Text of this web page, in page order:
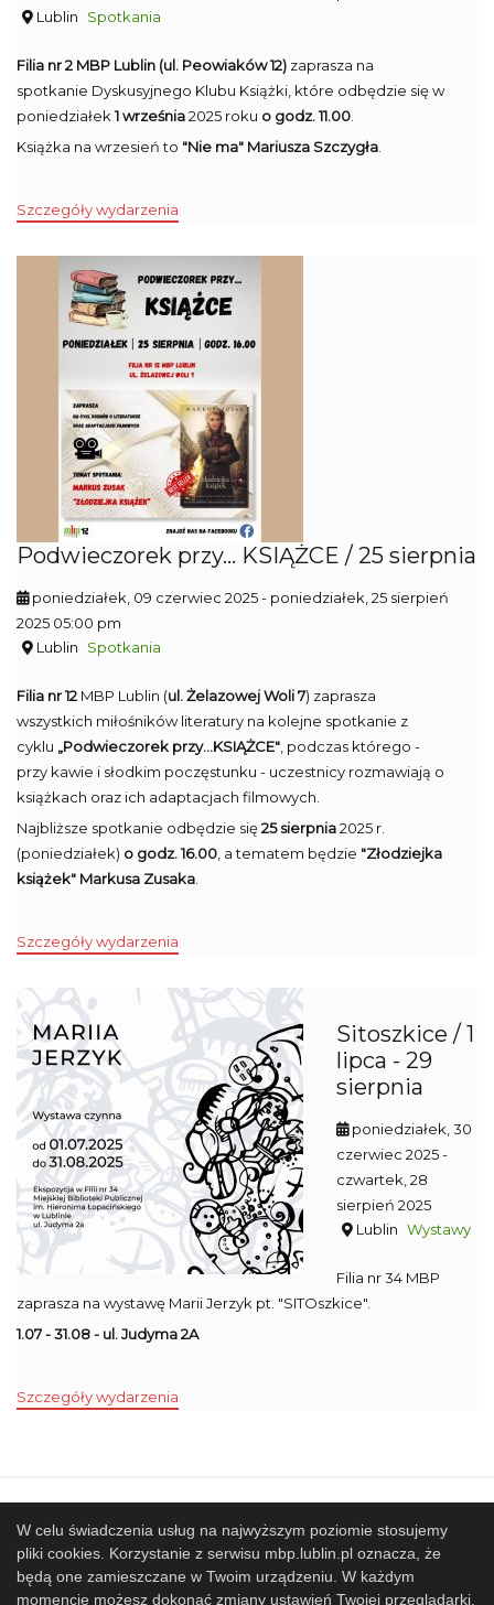
Lublin
Spotkania
Filia nr 2 MBP Lublin (ul. Peowiaków 12) zaprasza na
spotkanie Dyskusyjnego Klubu Książki, które odbędzie się w
poniedziałek1 września2025 roku o godz. 11.00
Książka na wrzesień to "Nie ma" Mariusza Szczygła
Szczegóły wydarzenia
Podwieczorek przy... KSIĄŻCE / 25 sierpnia
poniedziałek, 09 czerwiec 2025- poniedziałek, 25 sierpień
2025 05:00 pm
Lublin
Spotkania
Filia nr 12 MBP Lublin (ul. Żelazowej Woli 7) zaprasza
wszystkich miłośników literatury na kolejne spotkanie z
cyklu „Podwieczorek przy...KSIĄŻCE" , podczas którego -
przy kawie i słodkim poczęstunku - uczestnicy rozmawiają o
książkach oraz ich adaptacjach filmowych.
Najbliższe spotkanie odbędzie się25 sierpnia2025 r.
(poniedziałek) o godz. 16.00 , a tematem będzie "Złodziejka
książek" Markusa Zusaka
Szczegóły wydarzenia
Sitoszkice / 1
lipca - 29
sierpnia
poniedziałek, 30
czerwiec 2025-
czwartek, 28
sierpień 2025
Lublin Wystawy
Filia nr 34 MBP
zaprasza na wystawę Marii Jerzyk pt. "SITOszkice".
1.07 - 31.08 - ul. Judyma 2A
Szczegóły wydarzenia
Współpracujemy
© 2017 Miejska Biblioteka Publiczna im. Hieronima
W celu świadczenia usług na najwyższym poziomie stosujemy
pliki cookies. Korzystanie z serwisu mbp.lublin.pl oznacza, że
będą one zamieszczane w Twoim urządzeniu. W każdym
momencie możesz dokonać zmiany ustawień Twojej przeglądarki.